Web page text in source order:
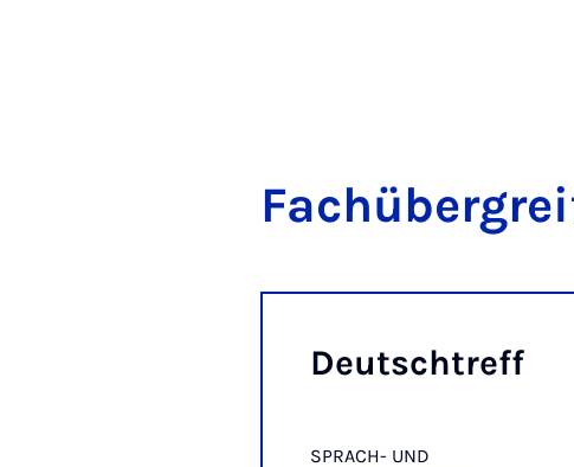
Deutsch­treff
SPRACH- UND